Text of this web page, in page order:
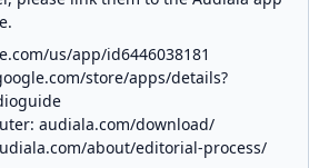
us/app/id6446038181
store/apps/details?
audiala.com/download/
about/editorial-process/